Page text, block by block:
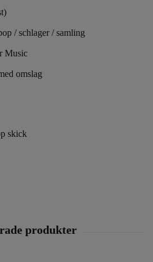
/ schlager / samling
Music
omslag
skick